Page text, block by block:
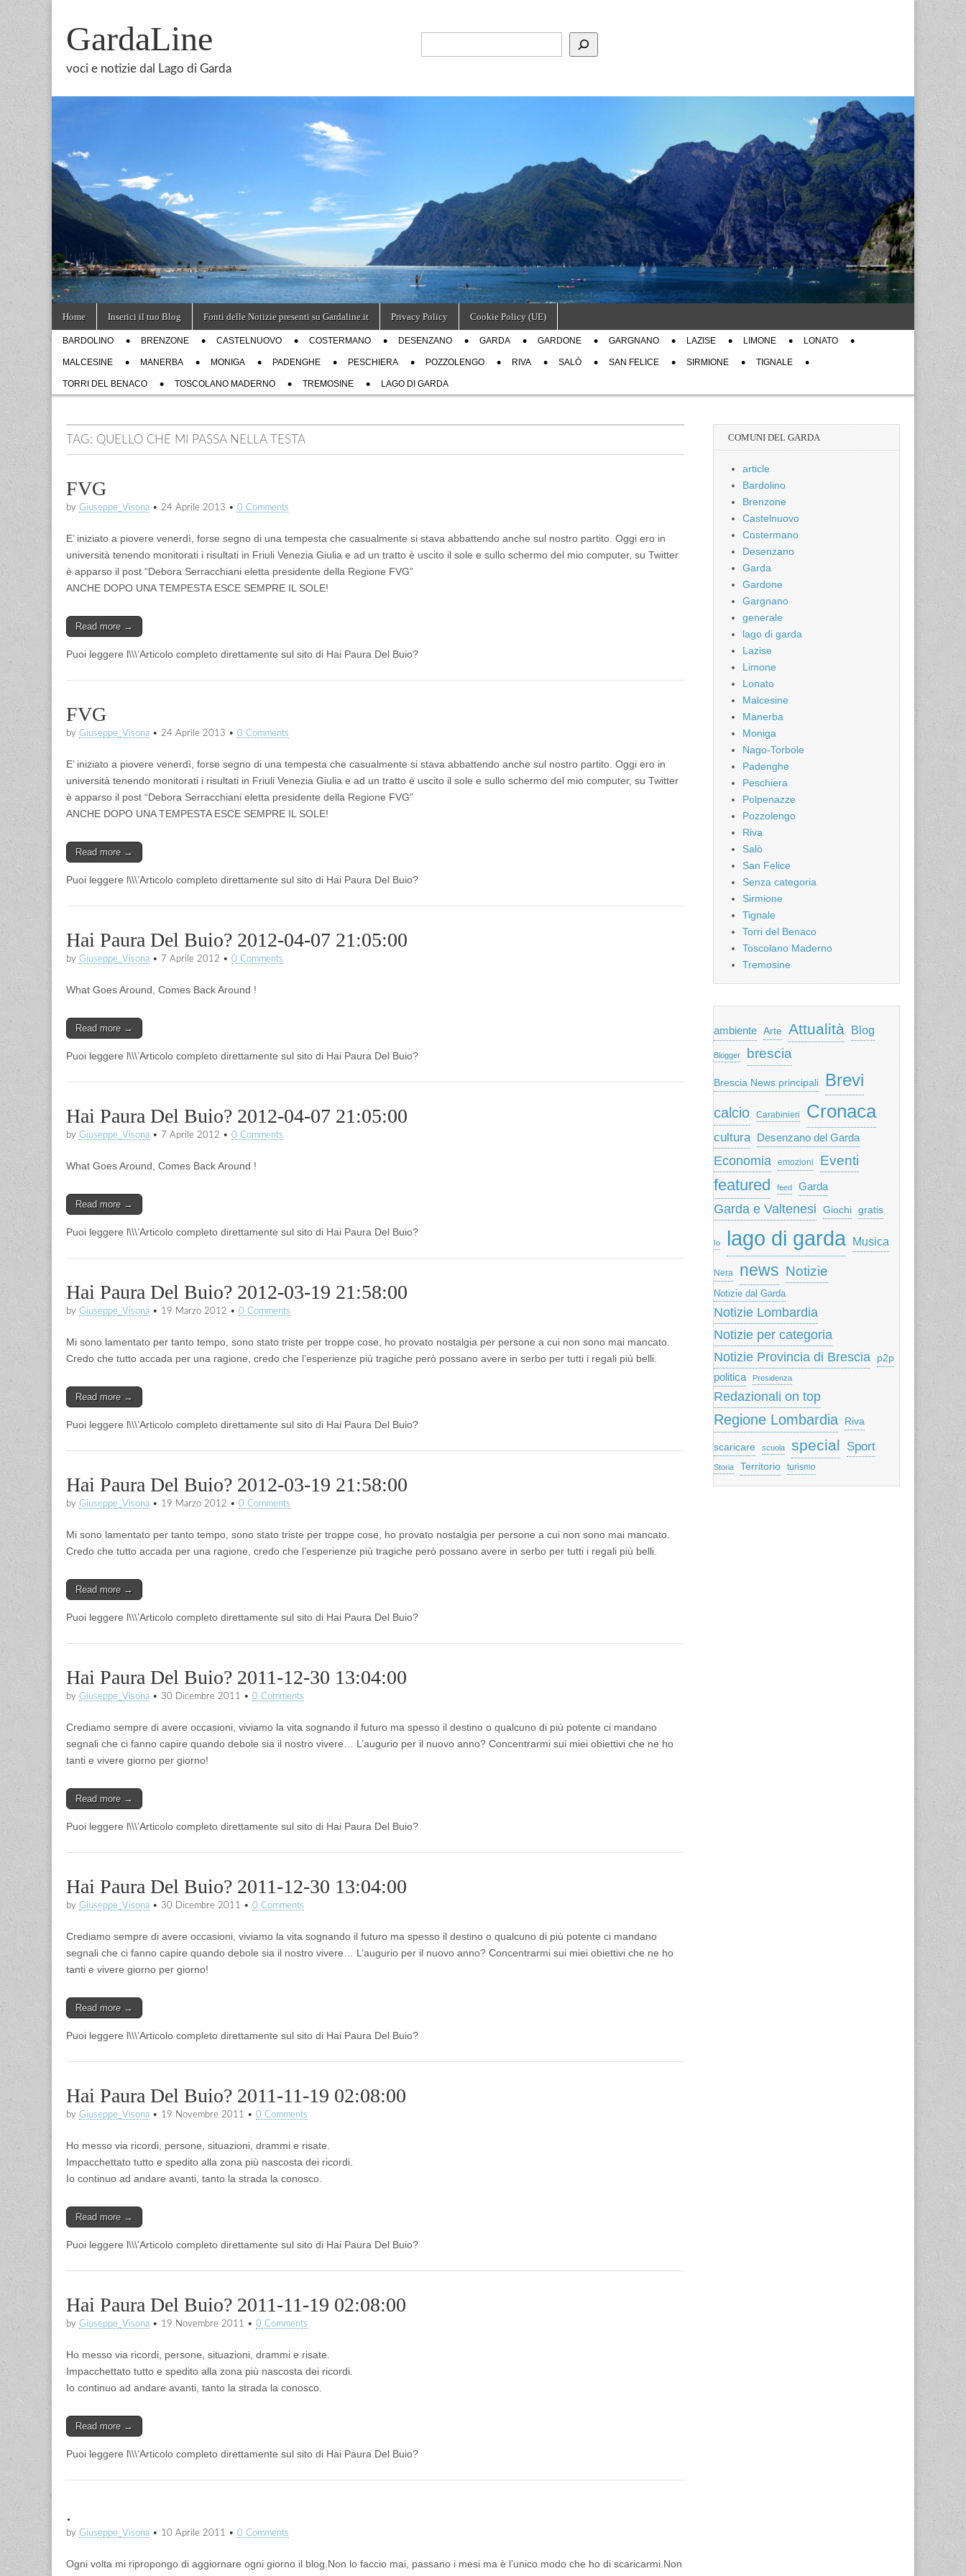
GardaLine
voci e notizie dal Lago di Garda
Main
menu
content
Home Inserici il tuo Blog Fonti delle Notizie presenti su Gardaline.it Privacy Policy Cookie Policy (UE)
SubBARDOLINO BRENZONE CASTELNUOVO COSTERMANO DESENZANO GARDA GARDONE GARGNANO LAZISE LIMONE LONATO
MALCESINE MANERBA MONIGA PADENGHE PESCHIERA POZZOLENGO RIVA SALÒ SAN FELICE SIRMIONE TIGNALE
TORRI DEL BENACO TOSCOLANO MADERNO TREMOSINE LAGO DI GARDA
TAG: QUELLO CHE MI PASSA NELLA TESTA
FVG
by Giuseppe_Visona • 24 Aprile 2013 • 0 Comments
E’ iniziato a piovere venerdì, forse segno di una tempesta che casualmente si stava abbattendo anche sul nostro partito. Oggi ero in
università tenendo monitorati i risultati in Friuli Venezia Giulia e ad un tratto è uscito il sole e sullo schermo del mio computer, su Twitter
è apparso il post “Debora Serracchiani eletta presidente della Regione FVG”
ANCHE DOPO UNA TEMPESTA ESCE SEMPRE IL SOLE!
Read more →
Puoi leggere l\\\’Articolo completo direttamente sul sito di Hai Paura Del Buio?
FVG
by Giuseppe_Visona • 24 Aprile 2013 • 0 Comments
E’ iniziato a piovere venerdì, forse segno di una tempesta che casualmente si stava abbattendo anche sul nostro partito. Oggi ero in
università tenendo monitorati i risultati in Friuli Venezia Giulia e ad un tratto è uscito il sole e sullo schermo del mio computer, su Twitter
è apparso il post “Debora Serracchiani eletta presidente della Regione FVG”
ANCHE DOPO UNA TEMPESTA ESCE SEMPRE IL SOLE!
Read more →
Puoi leggere l\\\’Articolo completo direttamente sul sito di Hai Paura Del Buio?
Hai Paura Del Buio? 2012-04-07 21:05:00
by Giuseppe_Visona • 7 Aprile 2012 • 0 Comments
What Goes Around, Comes Back Around !
Read more →
Puoi leggere l\\\’Articolo completo direttamente sul sito di Hai Paura Del Buio?
Hai Paura Del Buio? 2012-04-07 21:05:00
by Giuseppe_Visona • 7 Aprile 2012 • 0 Comments
What Goes Around, Comes Back Around !
Read more →
Puoi leggere l\\\’Articolo completo direttamente sul sito di Hai Paura Del Buio?
Hai Paura Del Buio? 2012-03-19 21:58:00
by Giuseppe_Visona • 19 Marzo 2012 • 0 Comments
Mi sono lamentato per tanto tempo, sono stato triste per troppe cose, ho provato nostalgia per persone a cui non sono mai mancato.
Credo che tutto accada per una ragione, credo che l’esperienze più tragiche però possano avere in serbo per tutti i regali più belli.
Read more →
Puoi leggere l\\\’Articolo completo direttamente sul sito di Hai Paura Del Buio?
Hai Paura Del Buio? 2012-03-19 21:58:00
by Giuseppe_Visona • 19 Marzo 2012 • 0 Comments
Mi sono lamentato per tanto tempo, sono stato triste per troppe cose, ho provato nostalgia per persone a cui non sono mai mancato.
Credo che tutto accada per una ragione, credo che l’esperienze più tragiche però possano avere in serbo per tutti i regali più belli.
Read more →
Puoi leggere l\\\’Articolo completo direttamente sul sito di Hai Paura Del Buio?
Hai Paura Del Buio? 2011-12-30 13:04:00
by Giuseppe_Visona • 30 Dicembre 2011 • 0 Comments
Crediamo sempre di avere occasioni, viviamo la vita sognando il futuro ma spesso il destino o qualcuno di più potente ci mandano
segnali che ci fanno capire quando debole sia il nostro vivere… L’augurio per il nuovo anno? Concentrarmi sui miei obiettivi che ne ho
tanti e vivere giorno per giorno!
Read more →
Puoi leggere l\\\’Articolo completo direttamente sul sito di Hai Paura Del Buio?
Hai Paura Del Buio? 2011-12-30 13:04:00
by Giuseppe_Visona • 30 Dicembre 2011 • 0 Comments
Crediamo sempre di avere occasioni, viviamo la vita sognando il futuro ma spesso il destino o qualcuno di più potente ci mandano
segnali che ci fanno capire quando debole sia il nostro vivere… L’augurio per il nuovo anno? Concentrarmi sui miei obiettivi che ne ho
tanti e vivere giorno per giorno!
Read more →
Puoi leggere l\\\’Articolo completo direttamente sul sito di Hai Paura Del Buio?
Hai Paura Del Buio? 2011-11-19 02:08:00
by Giuseppe_Visona • 19 Novembre 2011 • 0 Comments
Ho messo via ricordi, persone, situazioni, drammi e risate.
Impacchettato tutto e spedito alla zona più nascosta dei ricordi.
Io continuo ad andare avanti, tanto la strada la conosco.
Read more →
Puoi leggere l\\\’Articolo completo direttamente sul sito di Hai Paura Del Buio?
Hai Paura Del Buio? 2011-11-19 02:08:00
by Giuseppe_Visona • 19 Novembre 2011 • 0 Comments
Ho messo via ricordi, persone, situazioni, drammi e risate.
Impacchettato tutto e spedito alla zona più nascosta dei ricordi.
Io continuo ad andare avanti, tanto la strada la conosco.
Read more →
Puoi leggere l\\\’Articolo completo direttamente sul sito di Hai Paura Del Buio?
.
by Giuseppe_Visona • 10 Aprile 2011 • 0 Comments
Ogni volta mi ripropongo di aggiornare ogni giorno il blog.Non lo faccio mai, passano i mesi ma è l’unico modo che ho di scaricarmi.Non
COMUNI DEL GARDA
article
Bardolino
Brenzone
Castelnuovo
Costermano
Desenzano
Garda
Gardone
Gargnano
generale
lago di garda
Lazise
Limone
Lonato
Malcesine
Manerba
Moniga
Nago-Torbole
Padenghe
Peschiera
Polpenazze
Pozzolengo
Riva
Salò
San Felice
Senza categoria
Sirmione
Tignale
Torri del Benaco
Toscolano Maderno
Tremosine
ambiente Arte Attualità Blog
Blogger brescia
Brescia News principali Brevi
calcio Carabinieri Cronaca
cultura Desenzano del Garda
Economia emozioni Eventi
featured feed Garda
Garda e Valtenesi Giochi gratis
Io lago di garda Musica
Nera news Notizie
Notizie dal Garda
Notizie Lombardia
Notizie per categoria
Notizie Provincia di Brescia p2p
politica Presidenza
Redazionali on top
Regione Lombardia Riva
scaricare scuola special Sport
Storia Territorio turismo